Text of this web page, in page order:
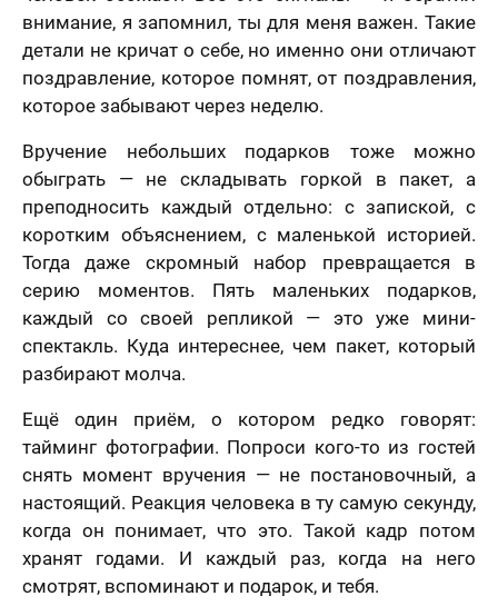
внимание, я запомнил, ты для меня важен. Такие
детали не кричат о себе, но именно они отличают
поздравление, которое помнят, от поздравления,
которое забывают через неделю.
Вручение небольших подарков тоже можно
обыграть — не складывать горкой в пакет, а
преподносить каждый отдельно: с запиской, с
коротким объяснением, с маленькой историей.
Тогда даже скромный набор превращается в
серию моментов. Пять маленьких подарков,
каждый со своей репликой — это уже мини-
спектакль. Куда интереснее, чем пакет, который
разбирают молча.
Ещё один приём, о котором редко говорят:
тайминг фотографии. Попроси кого-то из гостей
снять момент вручения — не постановочный, а
настоящий. Реакция человека в ту самую секунду,
когда он понимает, что это. Такой кадр потом
хранят годами. И каждый раз, когда на него
смотрят, вспоминают и подарок, и тебя.